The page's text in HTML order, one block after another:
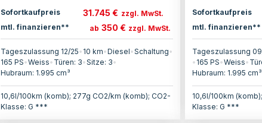
Sofortkaufpreis 31.745 € zzgl. MwSt.
mtl. finanzieren**
ab 350 € zzgl. MwSt.
Tageszulassung 12/25• 10 km•Diesel•Schaltung•
165 PS•Weiss• Türen: 3•Sitze: 3•
Hubraum: 1.995 cm³
10,6l/100km (komb); 277g CO2/km (komb); CO2-
Klasse: G ***
Sofortkaufpreis
mtl. finanzieren**
Tageszulassung
• 165 PS•Weiss•
Hubraum: 1.995 cm³
10,6l/100km
Klasse: G ***